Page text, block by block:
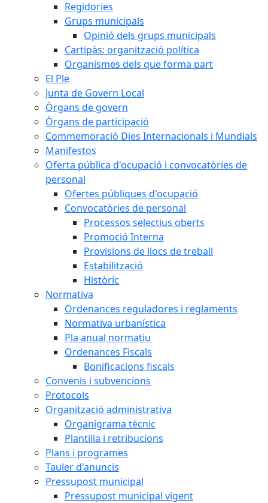
Regidories
Grups municipals
Opinió dels grups municipals
Cartipàs: organització política
Organismes dels que forma part
El Ple
Junta de Govern Local
Òrgans de govern
Òrgans de participació
Commemoració Dies Internacionals i Mundials
Manifestos
Oferta pública d'ocupació i convocatòries de
personal
Ofertes públiques d'ocupació
Convocatòries de personal
Processos selectius oberts
Promoció Interna
Provisions de llocs de treball
Estabilització
Històric
Normativa
Ordenances reguladores i reglaments
Normativa urbanística
Pla anual normatiu
Ordenances Fiscals
Bonificacions fiscals
Convenis i subvencions
Protocols
Organització administrativa
Organigrama tècnic
Plantilla i retribucions
Plans i programes
Tauler d'anuncis
Pressupost municipal
Pressupost municipal vigent